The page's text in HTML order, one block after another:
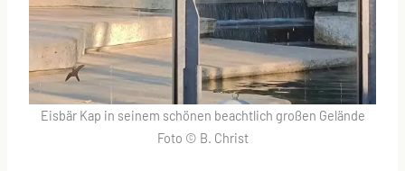
Eisbär Kap in seinem schönen beachtlich großen Gelände
Foto © B. Christ